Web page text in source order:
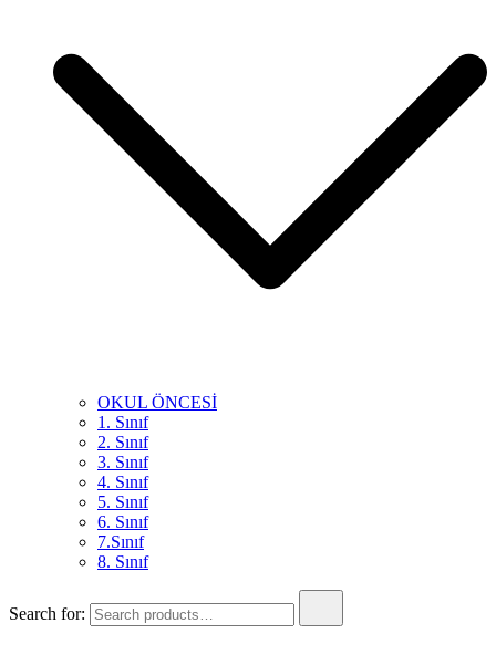
OKUL ÖNCESİ
1. Sınıf
2. Sınıf
3. Sınıf
4. Sınıf
5. Sınıf
6. Sınıf
7.Sınıf
8. Sınıf
Search for: